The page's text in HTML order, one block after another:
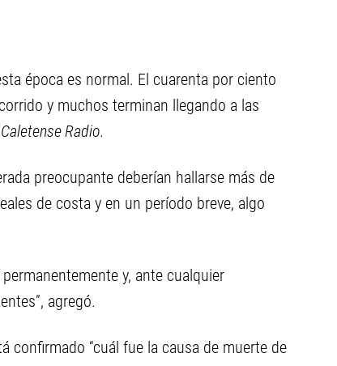
época es normal. El cuarenta por ciento
y muchos terminan llegando a las
Radio.
preocupante deberían hallarse más de
de costa y en un período breve, algo
y, ante cualquier
agregó.
confirmado “cuál fue la causa de muerte de